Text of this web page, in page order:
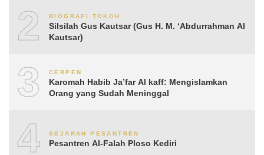
2 BIOGRAFI TOKOH
Silsilah Gus Kautsar (Gus H. M. ‘Abdurrahman Al
Kautsar)
3 CERPEN
Karomah Habib Ja’far Al kaff: Mengislamkan
Orang yang Sudah Meninggal
4 SEJARAH PESANTREN
Pesantren Al-Falah Ploso Kediri